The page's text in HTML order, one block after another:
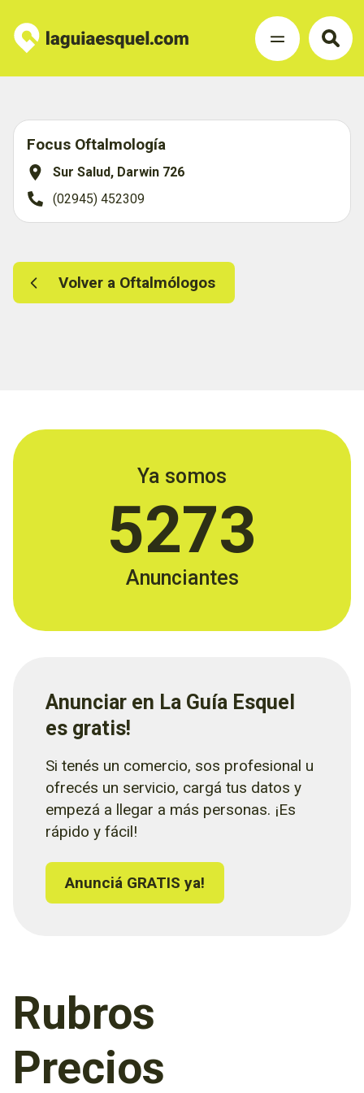
Focus Oftalmología
Sur Salud, Darwin 726
(02945) 452309
Volver a Oftalmólogos
Ya somos
5273
Anunciantes
Anunciar en La Guía Esquel
es gratis!
Si tenés un comercio, sos profesional u
ofrecés un servicio, cargá tus datos y
empezá a llegar a más personas. ¡Es
rápido y fácil!
Anunciá GRATIS ya!
Rubros
Precios